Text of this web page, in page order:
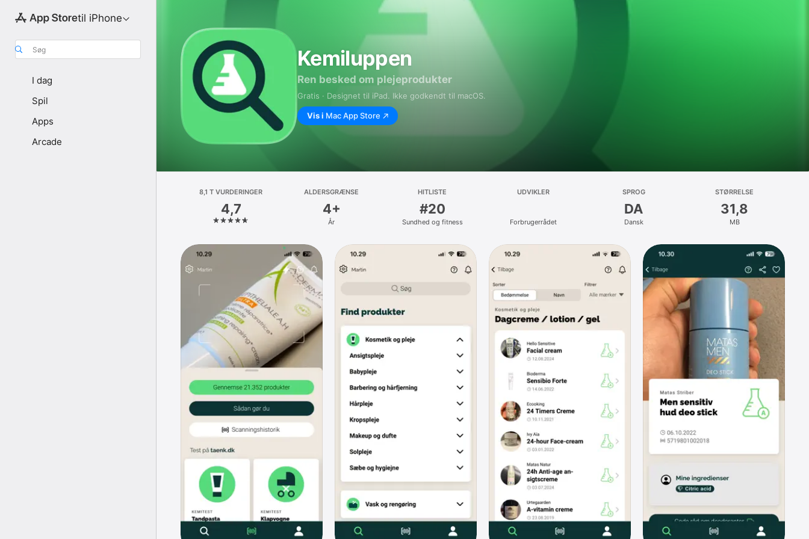
til iPhone
Søg
I dag
Spil
Apps
Arcade
Kemiluppen
Ren besked om plejeprodukter
Gratis · Designet til iPad. Ikke godkendt til macOS.
Vis i Mac App Store
8,1 T VURDERINGER
4,7
ALDERSGRÆNSE
4+
År
HITLISTE
#20
Sundhed og fitness
UDVIKLER
Forbrugerrådet
SPROG
DA
Dansk
STØRRELSE
31,8
MB